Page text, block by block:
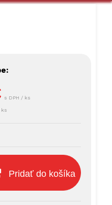
s DPH / ks
ks
Pridať do košíka